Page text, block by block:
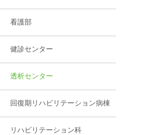
看護部
健診センター
透析センター
回復期リハビリテーション病棟
リハビリテーション科